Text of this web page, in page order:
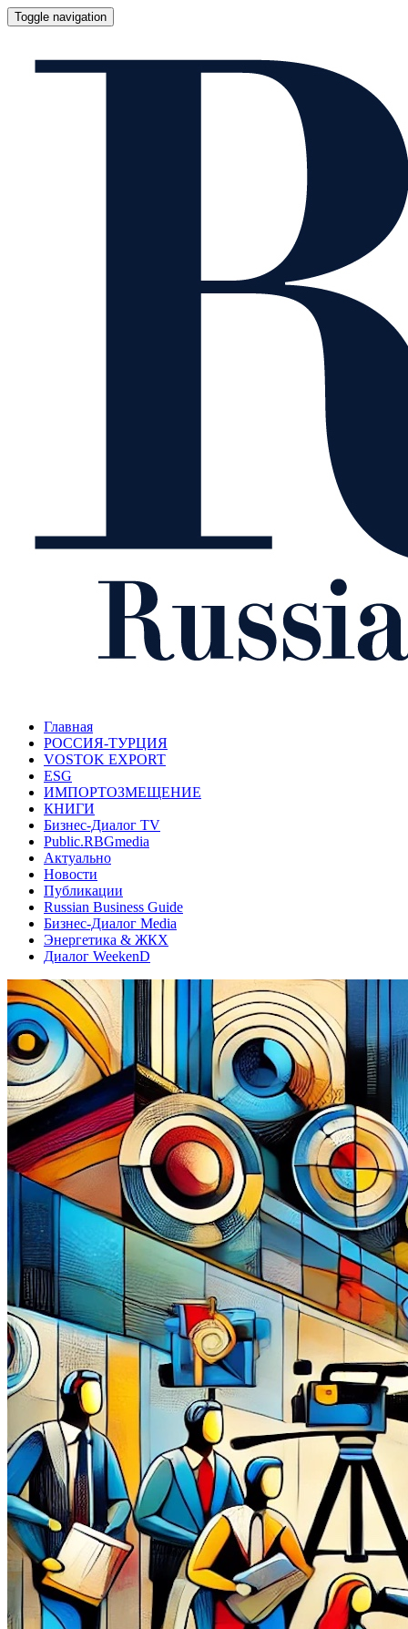
Toggle navigation
Главная
РОССИЯ-ТУРЦИЯ
VOSTOK EXPORT
ESG
ИМПОРТОЗМЕЩЕНИЕ
КНИГИ
Бизнес-Диалог TV
Public.RBGmedia
Актуально
Новости
Публикации
Russian Business Guide
Бизнес-Диалог Media
Энергетика & ЖКХ
Диалог WeekenD